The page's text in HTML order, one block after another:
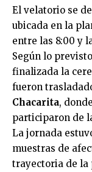
El velatorio se
ubicada en la
entre las 8:00 y
Según lo
finalizada la
fueron
Chacarita,
participaron de
La jornada
muestras de
trayectoria de la